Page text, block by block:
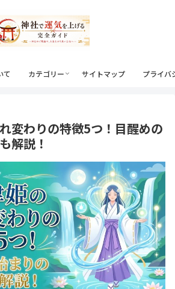
て カテゴリー サイトマップ プライバ
変わりの特徴5つ！目醒めの
解説！